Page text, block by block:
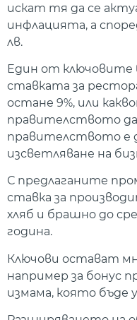
искат тя да се
инфлацията, а
лв.
Един от ключовите
ставката за
остане 9%, или
правителството да
правителството е
изсветляване на
С предлаганите
ставка за
хляб и брашно до
година.
Ключови остават
например за бонус
измама, която бъде